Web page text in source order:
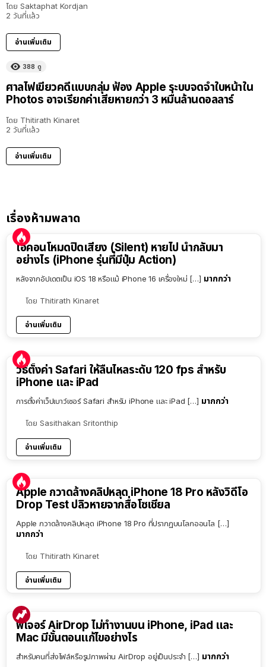
โดย Saktaphat Kordjan
2 วันที่แล้ว
อ่านเพิ่มเติม
388 ดู
ศาลไฟเขียวคดีแบบกลุ่ม ฟ้อง Apple ระบบจดจำใบหน้าใน
Photos อาจเรียกค่าเสียหายกว่า 3 หมื่นล้านดอลลาร์
โดย Thitirath Kinaret
2 วันที่แล้ว
อ่านเพิ่มเติม
เรื่องห้ามพลาด
ไอคอนโหมดปิดเสียง (Silent) หายไป นำกลับมา
อย่างไร (iPhone รุ่นที่มีปุ่ม Action)
หลังจากอัปเดตเป็น iOS 18 หรือแม้ iPhone 16 เครื่องใหม่ […] มากกว่า
โดย Thitirath Kinaret
อ่านเพิ่มเติม
วิธีตั้งค่า Safari ให้ลื่นไหลระดับ 120 fps สำหรับ
iPhone และ iPad
การตั้งค่าเว็ปเบาว์เซอร์ Safari สำหรับ iPhone และ iPad […] มากกว่า
โดย Sasithakan Sritonthip
อ่านเพิ่มเติม
Apple กวาดล้างคลิปหลุด iPhone 18 Pro หลังวิดีโอ
Drop Test ปลิวหายจากสื่อโซเชียล
Apple กวาดล้างคลิปหลุด iPhone 18 Pro ที่ปรากฏบนโลกออนไล […]
มากกว่า
โดย Thitirath Kinaret
อ่านเพิ่มเติม
ฟีเจอร์ AirDrop ไม่ทำงานบน iPhone, iPad และ
Mac มีขั้นตอนแก้ไขอย่างไร
สำหรับคนที่ส่งไฟล์หรือรูปภาพผ่าน AirDrop อยู่เป็นประจำ […] มากกว่า